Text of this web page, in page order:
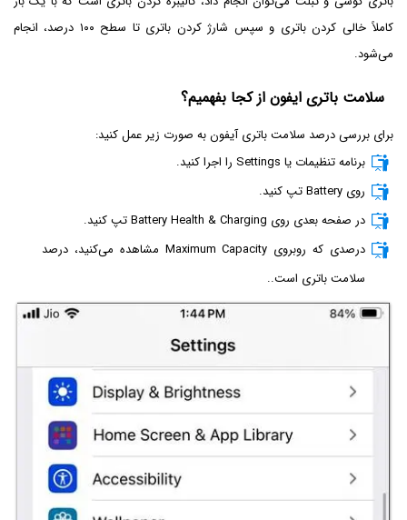
کاملاً خالی کردن باتری و سپس شارژ کردن باتری تا سطح ۱۰۰ درصد، انجام
می‌شود.
سلامت باتری ایفون از کجا بفهمیم؟
برای بررسی درصد سلامت باتری آیفون به صورت زیر عمل کنید:
برنامه تنظیمات یا Settings را اجرا کنید.
روی Battery تپ کنید.
در صفحه بعدی روی Battery Health & Charging تپ کنید.
درصدی که روبروی Maximum Capacity مشاهده می‌کنید، درصد
سلامت باتری است..